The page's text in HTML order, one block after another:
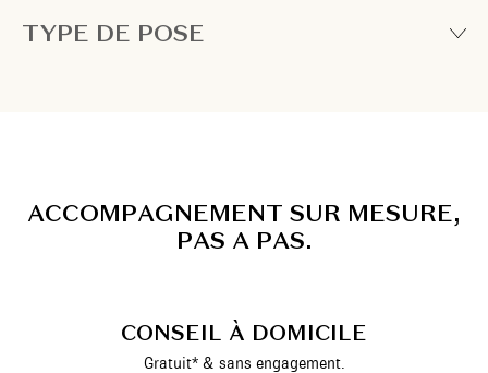
TYPE DE POSE
ACCOMPAGNEMENT SUR MESURE,
PAS A PAS.
CONSEIL À DOMICILE
Gratuit* & sans engagement.